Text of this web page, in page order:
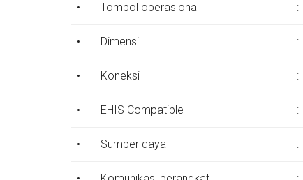
• Tombol operasional :
• Dimensi :
• Koneksi :
• EHIS Compatible :
• Sumber daya :